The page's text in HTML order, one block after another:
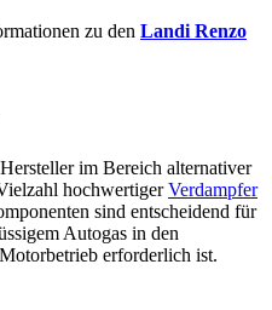
zu den Landi Renzo
im Bereich alternativer
hochwertigerVerdampfer
sind entscheidend für
Autogas in den
erforderlich ist.